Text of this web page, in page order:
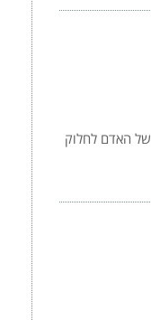
של האדם לחלוק